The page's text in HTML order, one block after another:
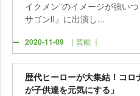
イクメン”のイメージが強い
サゴンⅡ』に出演し...
2020-11-09 ｜芸能 ｜
歴代ヒーローが大集結！コ
が子供達を元気にする」